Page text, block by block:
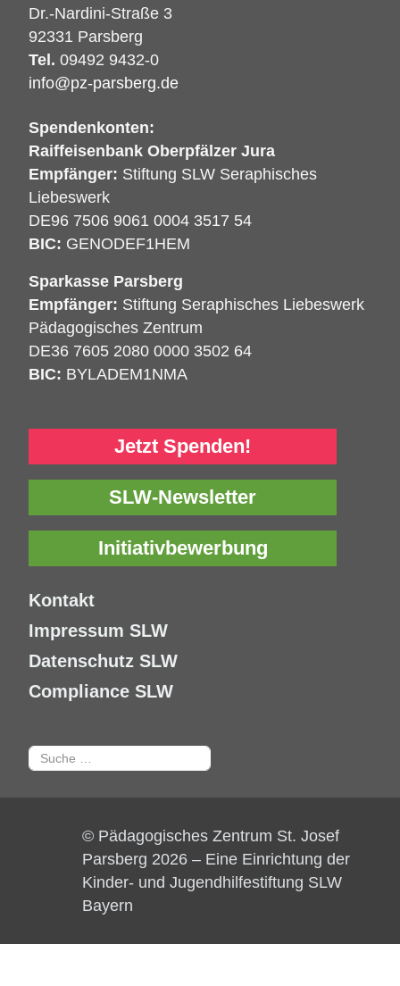
Dr.-Nardini-Straße 3
92331 Parsberg
Tel. 09492 9432-0
info@pz-parsberg.de
Spendenkonten:
Raiffeisenbank Oberpfälzer Jura
Empfänger: Stiftung SLW Seraphisches
Liebeswerk
DE96 7506 9061 0004 3517 54
BIC: GENODEF1HEM
Sparkasse Parsberg
Empfänger: Stiftung Seraphisches Liebeswerk
Pädagogisches Zentrum
DE36 7605 2080 0000 3502 64
BIC: BYLADEM1NMA
Jetzt Spenden!
SLW-Newsletter
Initiativbewerbung
Kontakt
Impressum SLW
Datenschutz SLW
Compliance SLW
Suchen
© Pädagogisches Zentrum St. Josef
Parsberg 2026 – Eine Einrichtung der
Kinder- und Jugendhilfestiftung SLW
Bayern